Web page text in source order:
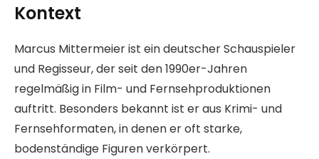
Kontext
Marcus Mittermeier ist ein deutscher Schauspieler
und Regisseur, der seit den 1990er-Jahren
regelmäßig in Film- und Fernsehproduktionen
auftritt. Besonders bekannt ist er aus Krimi- und
Fernsehformaten, in denen er oft starke,
bodenständige Figuren verkörpert.